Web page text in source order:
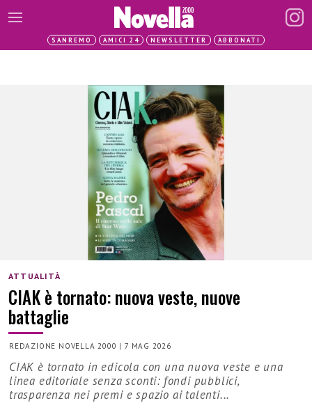
SANREMO AMICI 24 NEWSLETTER ABBONATI
ATTUALITÀ
CIAK è tornato: nuova veste, nuove
battaglie
REDAZIONE NOVELLA 2000 |7 MAG 2026
CIAK è tornato in edicola con una nuova veste e una
linea editoriale senza sconti: fondi pubblici,
trasparenza nei premi e spazio ai talenti...